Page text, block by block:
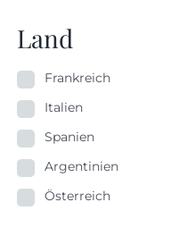
Land
Frankreich
Italien
Spanien
Argentinien
Österreich